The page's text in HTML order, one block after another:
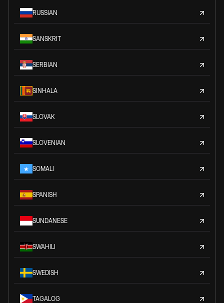
RUSSIAN
SANSKRIT
SERBIAN
SINHALA
SLOVAK
SLOVENIAN
SOMALI
SPANISH
SUNDANESE
SWAHILI
SWEDISH
TAGALOG